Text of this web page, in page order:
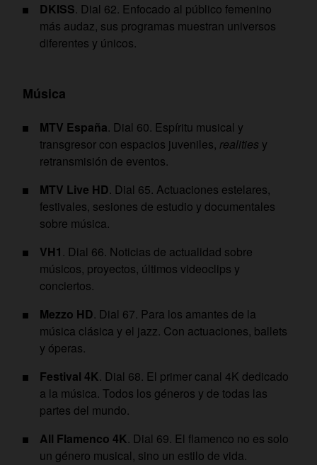
DKISS. Dial 62. Enfocado al público femenino
más audaz, sus programas muestran universos
diferentes y únicos.
Música
MTV España. Dial 60. Espíritu musical y
transgresor con espacios juveniles, realities y
retransmisión de eventos.
MTV Live HD. Dial 65. Actuaciones estelares,
festivales, sesiones de estudio y documentales
sobre música.
VH1 . Dial 66. Noticias de actualidad sobre
músicos, proyectos, últimos videoclips y
conciertos.
Mezzo HD. Dial 67. Para los amantes de la
música clásica y el jazz. Con actuaciones, ballets
y óperas.
Festival 4K. Dial 68. El primer canal 4K dedicado
a la música. Todos los géneros y de todas las
partes del mundo.
All Flamenco 4K. Dial 69. El flamenco no es solo
un género musical, sino un estilo de vida.